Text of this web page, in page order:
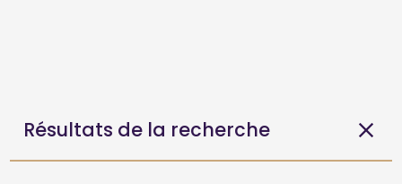
Résultats de la recherche